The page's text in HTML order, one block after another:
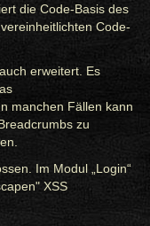
die Code-Basis des
Code-
erweitert. Es
manchen Fällen kann
zu
Im Modul „Login“
XSS